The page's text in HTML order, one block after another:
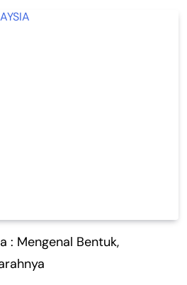
: Mengenal Bentuk,